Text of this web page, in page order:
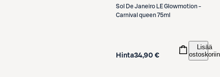
Sol De Janeiro
LE Glowmotion -
Carnival queen 75ml
Hinta34,90 €
Lisää
ostoskoriin